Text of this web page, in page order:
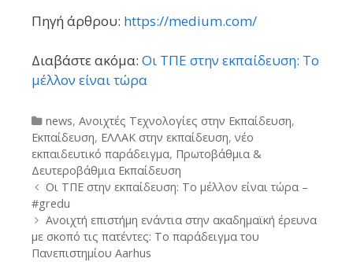
Πηγή άρθρου: https://medium.com/
Διαβάστε ακόμα: Οι ΤΠΕ στην εκπαίδευση: Το
μέλλον είναι τώρα
Categories
news, Ανοιχτές Τεχνολογίες στην Εκπαίδευση,
Εκπαίδευση, ΕΛΛΑΚ στην εκπαίδευση, νέο
εκπαιδευτικό παράδειγμα, Πρωτοβάθμια &
Δευτεροβάθμια Εκπαίδευση
Post
navigation
Οι ΤΠΕ στην εκπαίδευση: Το μέλλον είναι τώρα –
#gredu
Ανοιχτή επιστήμη ενάντια στην ακαδημαϊκή έρευνα
με σκοπό τις πατέντες: Το παράδειγμα του
Πανεπιστημίου Aarhus